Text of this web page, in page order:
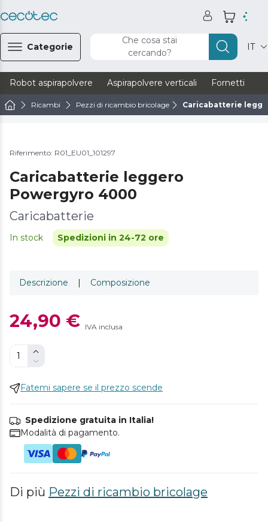
Categorie
Che cosa stai
cercando?
IT
Robot aspirapolvere Aspirapolvere verticali Fornetti
Ricambi Pezzi di ricambio bricolage Caricabatterie
Riferimento: R01_EU01_101297
Caricabatterie leggero
Powergyro 4000
Caricabatterie
In stock Spedizioni in 24-72 ore
Descrizione | Composizione
24,90 € IVA inclusa
Fatemi sapere se il prezzo scende
Spedizione gratuita in Italia!
Modalità di pagamento.
Di più Pezzi di ricambio bricolage